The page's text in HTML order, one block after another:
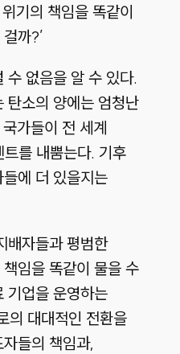
기의 책임을 똑같이
걸까?’
수 없음을 알 수 있다.
탄소의 양에는 엄청난
국가들이 전 세계
트를 내뿜는다. 기후
에 더 있을지는
배자들과 평범한
임을 똑같이 물을 수
기업을 운영하는
의 대대적인 전환을
들의 책임과,